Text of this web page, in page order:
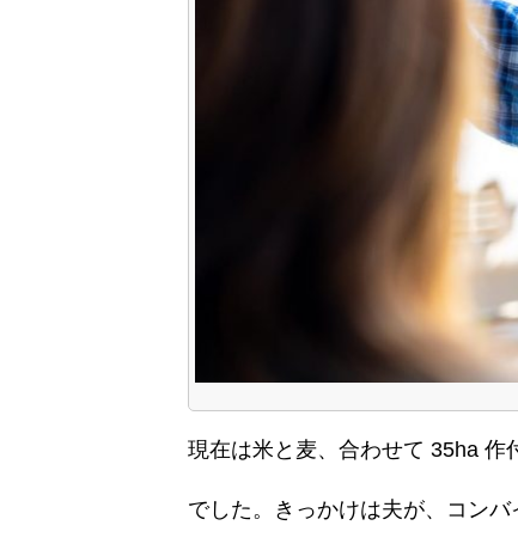
現在は米と麦、合わせて 35ha 作
でした。きっかけは夫が、コン